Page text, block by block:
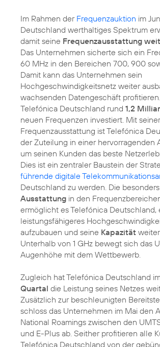
Im Rahmen der Frequenzauktion im
Deutschland werthaltiges Spektrum
damit seine Frequenzausstattung
Das Unternehmen sicherte sich ein
60 MHz in den Bereichen 700, 900
Damit kann das Unternehmen sein
Hochgeschwindigkeitsnetz weiter
wachsenden Datengeschäft
Telefónica Deutschland rund 1,2
neuen Frequenzen investiert. Mit
Frequenzausstattung ist Telefónica
der Zuteilung in einer hervorragenden
um seinen Kunden das beste
Dies ist ein zentraler Baustein der
führende digitale
Deutschland zu werden. Die besonders
Ausstattung in den
ermöglicht es Telefónica Deutschland,
leistungsfähigeres
aufzubauen und seine Kapazität
Unterhalb von 1 GHz bewegt sich das
Augenhöhe mit dem Wettbewerb.
Zugleich hat Telefónica Deutschland
Quartal die Leistung seines Netzes
Zusätzlich zur beschleunigten
schloss das Unternehmen im Mai den
National Roamings zwischen den
und E-Plus ab. Seither profitieren alle
Telefónica Deutschland von der